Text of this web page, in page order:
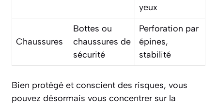
yeux
Chaussures
Bottes ou
chaussures de
sécurité
Perforation par
épines,
stabilité
Bien protégé et conscient des risques, vous
pouvez désormais vous concentrer sur la